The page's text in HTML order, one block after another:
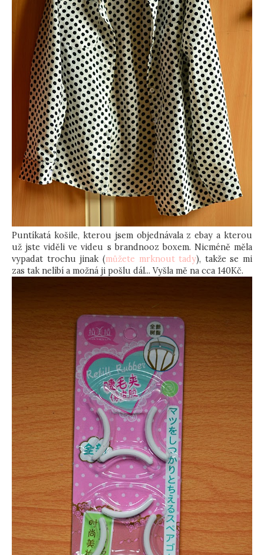
Puntíkatá košile, kterou jsem objednávala z ebay a kterou
už jste viděli ve videu s brandnooz boxem. Nicméně měla
vypadat trochu jinak (můžete mrknout tady), takže se mi
zas tak nelíbí a možná ji pošlu dál... Vyšla mě na cca 140Kč.